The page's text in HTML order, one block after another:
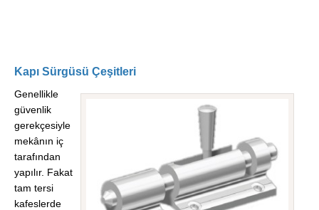
Kapı Sürgüsü Çeşitleri
Genellikle
güvenlik
gerekçesiyle
mekânın iç
tarafından
yapılır. Fakat
tam tersi
kafeslerde